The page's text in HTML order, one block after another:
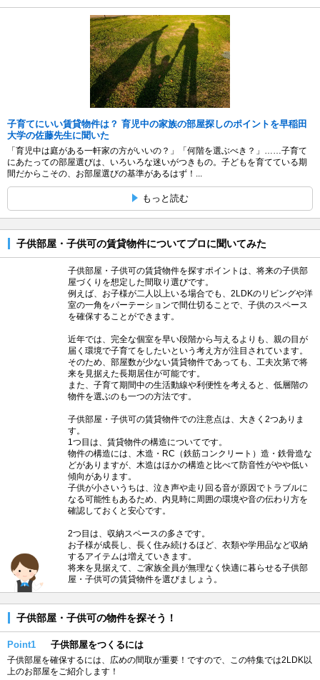
子育てにいい賃貸物件は？ 育児中の家族の部屋探しのポイントを早稲田
大学の佐藤先生に聞いた
「育児中は庭がある一軒家の方がいいの？」「何階を選ぶべき？」……子育て
にあたっての部屋選びは、いろいろな迷いがつきもの。子どもを育てている期
間だからこその、お部屋選びの基準があるはず！...
もっと読む
子供部屋・子供可の賃貸物件についてプロに聞いてみた
子供部屋・子供可の賃貸物件を探すポイントは、将来の子供部
屋づくりを想定した間取り選びです。
例えば、お子様が二人以上いる場合でも、2LDKのリビングや洋
室の一角をパーテーションで間仕切ることで、子供のスペース
を確保することができます。
近年では、完全な個室を早い段階から与えるよりも、親の目が
届く環境で子育てをしたいという考え方が注目されています。
そのため、部屋数が少ない賃貸物件であっても、工夫次第で将
来を見据えた長期居住が可能です。
また、子育て期間中の生活動線や利便性を考えると、低層階の
物件を選ぶのも一つの方法です。
子供部屋・子供可の賃貸物件での注意点は、大きく2つありま
す。
1つ目は、賃貸物件の構造についてです。
物件の構造には、木造・RC（鉄筋コンクリート）造・鉄骨造な
どがありますが、木造はほかの構造と比べて防音性がやや低い
傾向があります。
子供が小さいうちは、泣き声や走り回る音が原因でトラブルに
なる可能性もあるため、内見時に周囲の環境や音の伝わり方を
確認しておくと安心です。
2つ目は、収納スペースの多さです。
お子様が成長し、長く住み続けるほど、衣類や学用品など収納
するアイテムは増えていきます。
将来を見据えて、ご家族全員が無理なく快適に暮らせる子供部
屋・子供可の賃貸物件を選びましょう。
子供部屋・子供可の物件を探そう！
Point1 子供部屋をつくるには
子供部屋を確保するには、広めの間取が重要！ですので、この特集では2LDK以
上のお部屋をご紹介します！